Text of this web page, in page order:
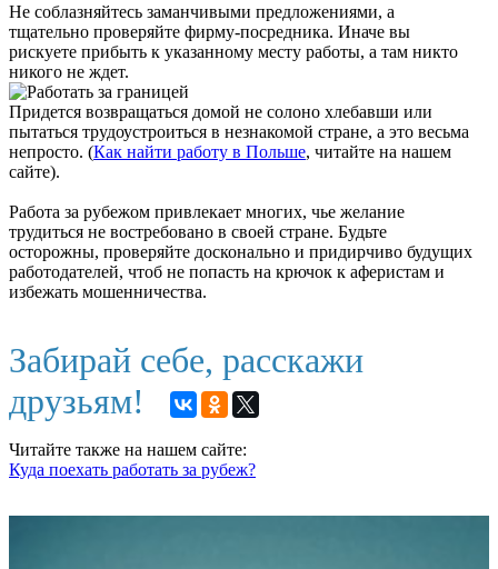
Не соблазняйтесь заманчивыми предложениями, а
тщательно проверяйте фирму-посредника. Иначе вы
рискуете прибыть к указанному месту работы, а там никто
никого не ждет.
Придется возвращаться домой не солоно хлебавши или
пытаться трудоустроиться в незнакомой стране, а это весьма
непросто. (Как найти работу в Польше, читайте на нашем
сайте).
Работа за рубежом привлекает многих, чье желание
трудиться не востребовано в своей стране. Будьте
осторожны, проверяйте досконально и придирчиво будущих
работодателей, чтоб не попасть на крючок к аферистам и
избежать мошенничества.
Забирай себе, расскажи
друзьям!
Читайте также на нашем сайте:
Куда поехать работать за рубеж?